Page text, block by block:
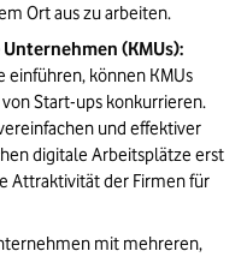
Ort aus zu arbeiten.
(KMUs):
einführen, können KMUs
Start-ups konkurrieren.
und effektiver
Attraktivität der Firmen für
mit mehreren,